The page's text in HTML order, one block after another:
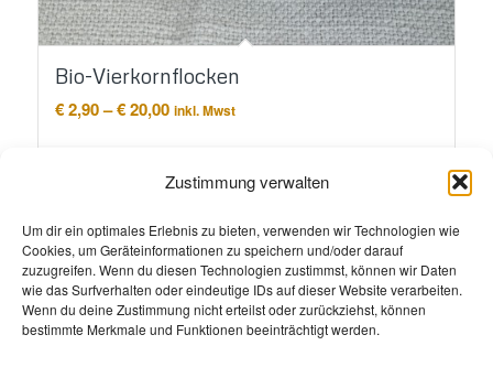
Zustimmung verwalten
Um dir ein optimales Erlebnis zu bieten, verwenden wir Technologien wie
Cookies, um Geräteinformationen zu speichern und/oder darauf
zuzugreifen. Wenn du diesen Technologien zustimmst, können wir Daten
wie das Surfverhalten oder eindeutige IDs auf dieser Website verarbeiten.
Wenn du deine Zustimmung nicht erteilst oder zurückziehst, können
bestimmte Merkmale und Funktionen beeinträchtigt werden.
Bio-Vierkornflocken
€2,90–€20,00Preisspanne:
€ 20,00
inkl. Mwst